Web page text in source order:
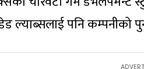
ल्याब्सलाई पनि कम्पनीको